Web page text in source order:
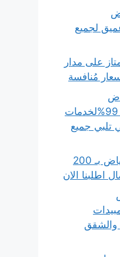
لجميع
على مدار
بـ45%خصم ونظافة مثالية 99%لخدمات
تلبي جميع
شركة تنظيف مجالس بالرياض بـ 200
اطلبنا الان
والشقق